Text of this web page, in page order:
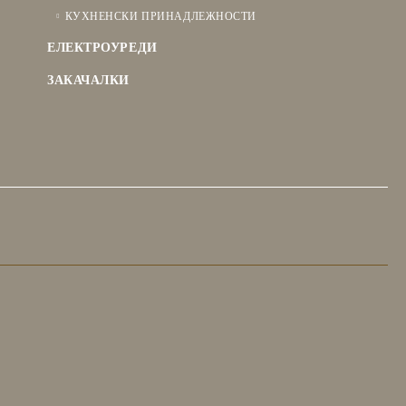
КУХНЕНСКИ ПРИНАДЛЕЖНОСТИ
ЕЛЕКТРОУРЕДИ
ЗАКАЧАЛКИ